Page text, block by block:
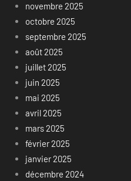
novembre 2025
octobre 2025
septembre 2025
août 2025
juillet 2025
juin 2025
mai 2025
avril 2025
mars 2025
février 2025
janvier 2025
décembre 2024